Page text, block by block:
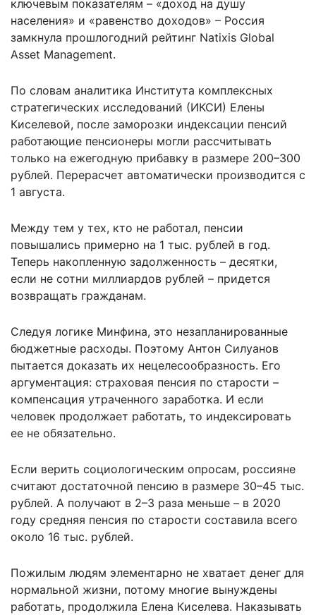
ключевым показателям – «доход на душу
населения» и «равенство доходов» – Россия
замкнула прошлогодний рейтинг Natixis Global
Asset Management.
По словам аналитика Института комплексных
стратегических исследований (ИКСИ) Елены
Киселевой, после заморозки индексации пенсий
работающие пенсионеры могли рассчитывать
только на ежегодную прибавку в размере 200–300
рублей. Перерасчет автоматически производится с
1 августа.
Между тем у тех, кто не работал, пенсии
повышались примерно на 1 тыс. рублей в год.
Теперь накопленную задолженность – десятки,
если не сотни миллиардов рублей – придется
возвращать гражданам.
Следуя логике Минфина, это незапланированные
бюджетные расходы. Поэтому Антон Силуанов
пытается доказать их нецелесообразность. Его
аргументация: страховая пенсия по старости –
компенсация утраченного заработка. И если
человек продолжает работать, то индексировать
ее не обязательно.
Если верить социологическим опросам, россияне
считают достаточной пенсию в размере 30–45 тыс.
рублей. А получают в 2–3 раза меньше – в 2020
году средняя пенсия по старости составила всего
около 16 тыс. рублей.
Пожилым людям элементарно не хватает денег для
нормальной жизни, потому многие вынуждены
работать, продолжила Елена Киселева. Наказывать